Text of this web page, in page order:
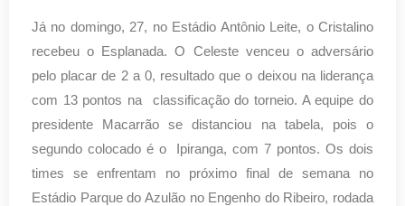
Já no domingo, 27, no Estádio Antônio Leite, o Cristalino
recebeu o Esplanada. O Celeste venceu o adversário
pelo placar de 2 a 0, resultado que o deixou na liderança
com 13 pontos na classificação do torneio. A equipe do
presidente Macarrão se distanciou na tabela, pois o
segundo colocado é o Ipiranga, com 7 pontos. Os dois
times se enfrentam no próximo final de semana no
Estádio Parque do Azulão no Engenho do Ribeiro, rodada